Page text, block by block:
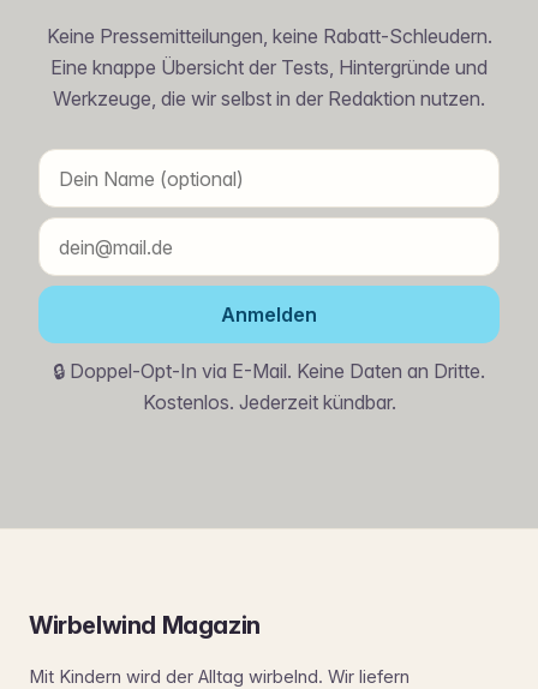
Keine Pressemitteilungen, keine Rabatt-Schleudern.
Eine knappe Übersicht der Tests, Hintergründe und
Werkzeuge, die wir selbst in der Redaktion nutzen.
Anmelden
🔒 Doppel-Opt-In via E-Mail. Keine Daten an Dritte.
Kostenlos. Jederzeit kündbar.
Wirbelwind Magazin
Mit Kindern wird der Alltag wirbelnd. Wir liefern